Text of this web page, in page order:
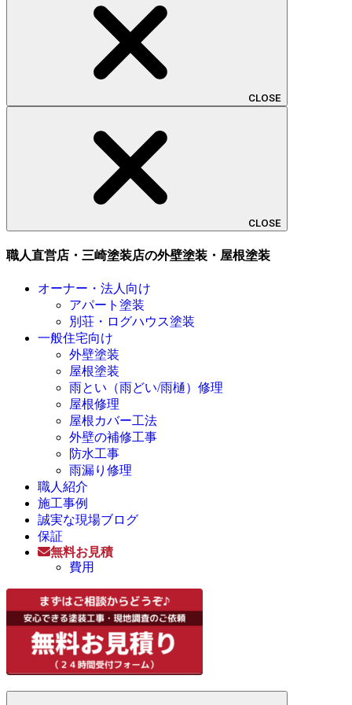
CLOSE
CLOSE
職人直営店・三崎塗装店の外壁塗装・屋根塗装
オーナー・法人向け
アパート塗装
別荘・ログハウス塗装
一般住宅向け
外壁塗装
屋根塗装
雨とい（雨どい/雨樋）修理
屋根修理
屋根カバー工法
外壁の補修工事
防水工事
雨漏り修理
職人紹介
施工事例
誠実な現場ブログ
保証
無料お見積
費用